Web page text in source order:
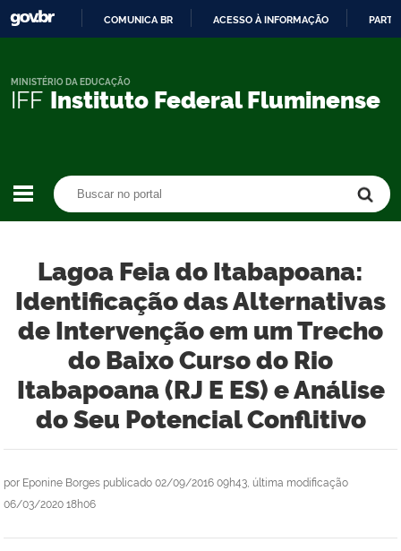
CONTEÚDO
COMUNICA BR ACESSO À INFORMAÇÃO
IFF Instituto Federal Fluminense
MINISTÉRIO DA EDUCAÇÃO
Lagoa Feia do Itabapoana:
Identificação das Alternativas
de Intervenção em um Trecho
do Baixo Curso do Rio
Itabapoana (RJ E ES) e Análise
do Seu Potencial Conflitivo
por Eponine Borges publicado 02/09/2016 09h43, última modificação
06/03/2020 18h06